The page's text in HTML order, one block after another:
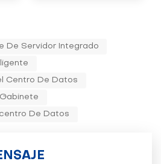
De Servidor Integrado
Centro De Datos
De Datos